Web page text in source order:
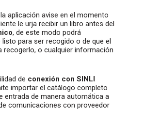
aplicación avise en el momento
le urja recibir un libro antes del
, de este modo podrá
para ser recogido o de que el
recogerlo, o cualquier información
de conexión con SINLI
importar el catálogo completo
entrada de manera automática a
comunicaciones con proveedor